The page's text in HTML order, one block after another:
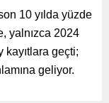
10 yılda yüzde
yalnızca 2024
kayıtlara geçti;
geliyor.